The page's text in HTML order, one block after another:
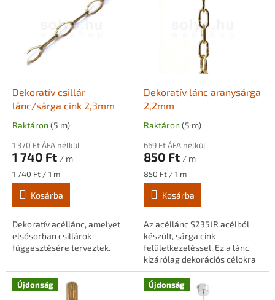
w
e
b
á
u
á
z
b
a
Dekoratív csillár
lánc/sárga cink 2,3mm
Raktáron (5 m)
1 370 Ft ÁFA nélkül
1 740 Ft / m
Egységár:
1 740 Ft / 1 m
Kosárba
Dekoratív acéllánc, amelyet
elsősorban csillárok
függesztésére terveztek.
Dekoratív lánc aranysárga
2,2mm
Raktáron (5 m)
669 Ft ÁFA nélkül
850 Ft / m
Egységár:
850 Ft / 1 m
Kosárba
Az acéllánc S235JR acélból
készült, sárga cink
felületkezeléssel. Ez a lánc
kizárólag dekorációs célokra
szolgál, például lógó
lámpákhoz, virágcserepekhez
stb.
Újdonság Újdonság